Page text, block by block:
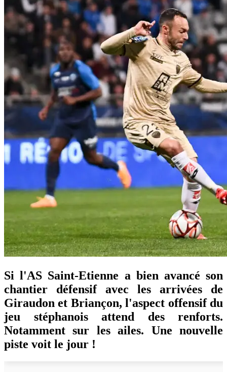
Si l'AS Saint-Etienne a bien avancé son
chantier défensif avec les arrivées de
Giraudon et Briançon, l'aspect offensif du
jeu stéphanois attend des renforts.
Notamment sur les ailes. Une nouvelle
piste voit le jour !